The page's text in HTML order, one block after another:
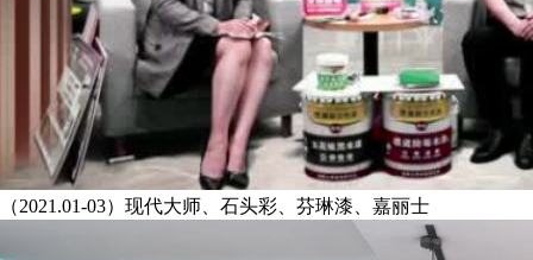
（2021.01-03）现代大师、石头彩、芬琳漆、嘉丽士